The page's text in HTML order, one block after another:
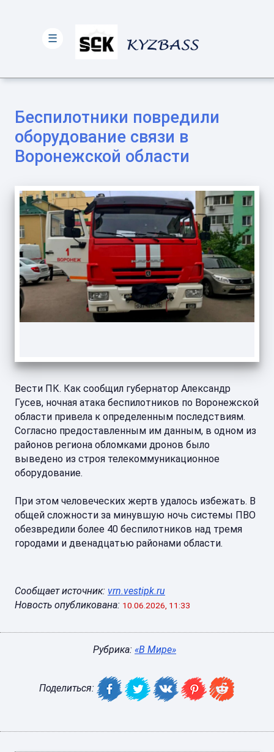
Беспилотники повредили
оборудование связи в
Воронежской области
Вести ПК. Как сообщил губернатор Александр
Гусев, ночная атака беспилотников по Воронежской
области привела к определенным последствиям.
Согласно предоставленным им данным, в одном из
районов региона обломками дронов было
выведено из строя телекоммуникационное
оборудование.
При этом человеческих жертв удалось избежать. В
общей сложности за минувшую ночь системы ПВО
обезвредили более 40 беспилотников над тремя
городами и двенадцатью районами области.
Сообщает источник: vrn.vestipk.ru
Новость опубликована: 10.06.2026, 11:33
Рубрика: «В Мире»
Поделиться:
☰